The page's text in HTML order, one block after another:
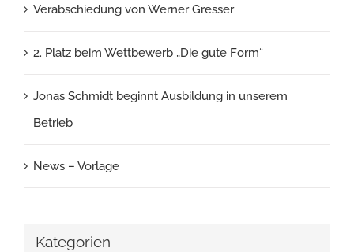
Verabschiedung von Werner Gresser
2. Platz beim Wettbewerb „Die gute Form“
Jonas Schmidt beginnt Ausbildung in unserem
Betrieb
News – Vorlage
Kategorien